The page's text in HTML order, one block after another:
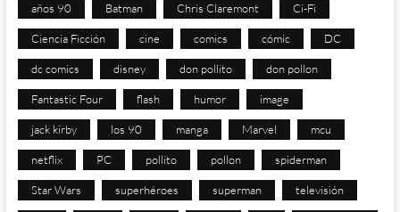
años 90 Batman Chris Claremont Ci-Fi
Ciencia Ficción cine comics cómic DC
dc comics disney don pollito don pollon
Fantastic Four flash humor image
jack kirby los 90 manga Marvel mcu
netflix PC pollito pollon spiderman
Star Wars superhéroes superman televisión